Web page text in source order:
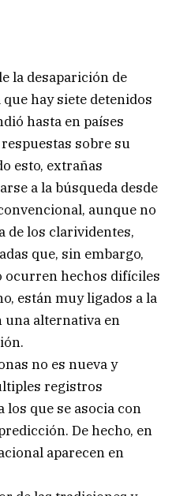
la desaparición de
que hay siete detenidos
hasta en países
sobre su
esto, extrañas
a la búsqueda desde
aunque no
de los clarividentes,
que, sin embargo,
ocurren hechos difíciles
están muy ligados a la
alternativa en
no es nueva y
registros
que se asocia con
De hecho, en
aparecen en